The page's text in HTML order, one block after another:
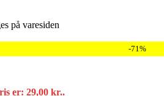
på varesiden
-71%
er: 29,00 kr..